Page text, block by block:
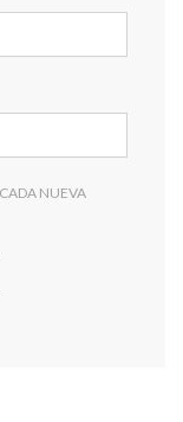
NUEVA